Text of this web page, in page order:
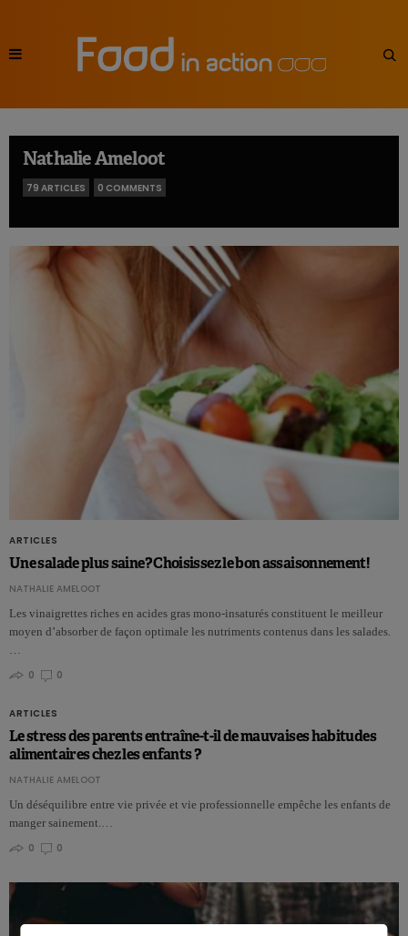
Nathalie Ameloot
79 ARTICLES 0 COMMENTS
ARTICLES
Une salade plus saine? Choisissez le bon assaisonnement!
NATHALIE AMELOOT
Les vinaigrettes riches en acides gras mono-insaturés constituent le meilleur
moyen d’absorber de façon optimale les nutriments contenus dans les salades.
…
0
0
ARTICLES
Le stress des parents entraîne-t-il de mauvaises habitudes
alimentaires chez les enfants ?
NATHALIE AMELOOT
Un déséquilibre entre vie privée et vie professionnelle empêche les enfants de
manger sainement.…
0
0